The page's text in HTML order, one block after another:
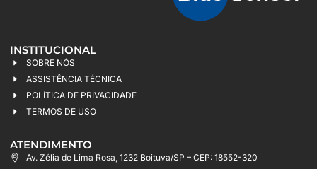
INSTITUCIONAL
SOBRE NÓS
ASSISTÊNCIA TÉCNICA
POLÍTICA DE PRIVACIDADE
TERMOS DE USO
ATENDIMENTO
Av. Zélia de Lima Rosa, 1232 Boituva/SP – CEP: 18552-320